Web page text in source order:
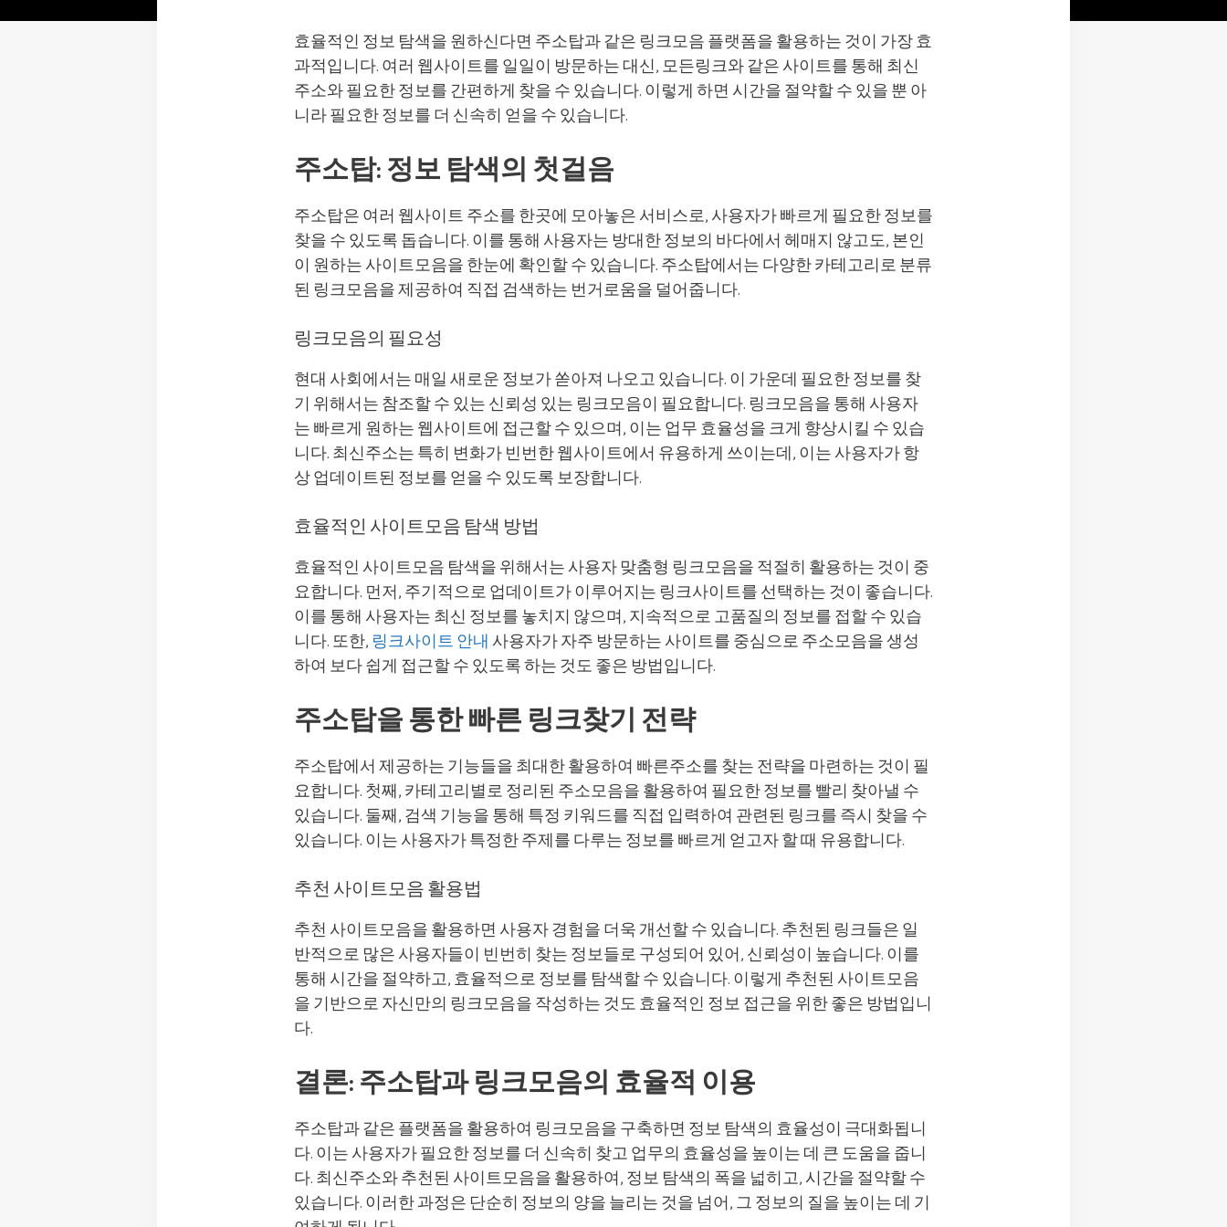
효율적인 정보 탐색을 원하신다면 주소탑과 같은 링크모음 플랫폼을 활용하는 것이 가장 효
과적입니다. 여러 웹사이트를 일일이 방문하는 대신, 모든링크와 같은 사이트를 통해 최신
주소와 필요한 정보를 간편하게 찾을 수 있습니다. 이렇게 하면 시간을 절약할 수 있을 뿐 아
니라 필요한 정보를 더 신속히 얻을 수 있습니다.
주소탑: 정보 탐색의 첫걸음
주소탑은 여러 웹사이트 주소를 한곳에 모아놓은 서비스로, 사용자가 빠르게 필요한 정보를
찾을 수 있도록 돕습니다. 이를 통해 사용자는 방대한 정보의 바다에서 헤매지 않고도, 본인
이 원하는 사이트모음을 한눈에 확인할 수 있습니다. 주소탑에서는 다양한 카테고리로 분류
된 링크모음을 제공하여 직접 검색하는 번거로움을 덜어줍니다.
링크모음의 필요성
현대 사회에서는 매일 새로운 정보가 쏟아져 나오고 있습니다. 이 가운데 필요한 정보를 찾
기 위해서는 참조할 수 있는 신뢰성 있는 링크모음이 필요합니다. 링크모음을 통해 사용자
는 빠르게 원하는 웹사이트에 접근할 수 있으며, 이는 업무 효율성을 크게 향상시킬 수 있습
니다. 최신주소는 특히 변화가 빈번한 웹사이트에서 유용하게 쓰이는데, 이는 사용자가 항
상 업데이트된 정보를 얻을 수 있도록 보장합니다.
효율적인 사이트모음 탐색 방법
효율적인 사이트모음 탐색을 위해서는 사용자 맞춤형 링크모음을 적절히 활용하는 것이 중
요합니다. 먼저, 주기적으로 업데이트가 이루어지는 링크사이트를 선택하는 것이 좋습니다.
이를 통해 사용자는 최신 정보를 놓치지 않으며, 지속적으로 고품질의 정보를 접할 수 있습
니다. 또한, 링크사이트 안내 사용자가 자주 방문하는 사이트를 중심으로 주소모음을 생성
하여 보다 쉽게 접근할 수 있도록 하는 것도 좋은 방법입니다.
주소탑을 통한 빠른 링크찾기 전략
주소탑에서 제공하는 기능들을 최대한 활용하여 빠른주소를 찾는 전략을 마련하는 것이 필
요합니다. 첫째, 카테고리별로 정리된 주소모음을 활용하여 필요한 정보를 빨리 찾아낼 수
있습니다. 둘째, 검색 기능을 통해 특정 키워드를 직접 입력하여 관련된 링크를 즉시 찾을 수
있습니다. 이는 사용자가 특정한 주제를 다루는 정보를 빠르게 얻고자 할 때 유용합니다.
추천 사이트모음 활용법
추천 사이트모음을 활용하면 사용자 경험을 더욱 개선할 수 있습니다. 추천된 링크들은 일
반적으로 많은 사용자들이 빈번히 찾는 정보들로 구성되어 있어, 신뢰성이 높습니다. 이를
통해 시간을 절약하고, 효율적으로 정보를 탐색할 수 있습니다. 이렇게 추천된 사이트모음
을 기반으로 자신만의 링크모음을 작성하는 것도 효율적인 정보 접근을 위한 좋은 방법입니
다.
결론: 주소탑과 링크모음의 효율적 이용
주소탑과 같은 플랫폼을 활용하여 링크모음을 구축하면 정보 탐색의 효율성이 극대화됩니
다. 이는 사용자가 필요한 정보를 더 신속히 찾고 업무의 효율성을 높이는 데 큰 도움을 줍니
다. 최신주소와 추천된 사이트모음을 활용하여, 정보 탐색의 폭을 넓히고, 시간을 절약할 수
있습니다. 이러한 과정은 단순히 정보의 양을 늘리는 것을 넘어, 그 정보의 질을 높이는 데 기